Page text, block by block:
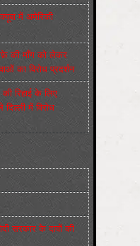
में अमेरिकी
की माँग को लेकर
का विरोध प्रदर्शन
रिहाई के लिए
में विरोध
सरकार के दावों की